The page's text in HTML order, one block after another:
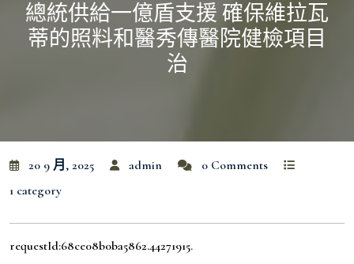
總統供給一億盾支援 確保維拉瓦
蒂的照料和醫秀傳醫院健檢項目
治
20 9 月, 2025 admin
0 Comments
1 category
requestId:68ce08b0ba5862.44271915.